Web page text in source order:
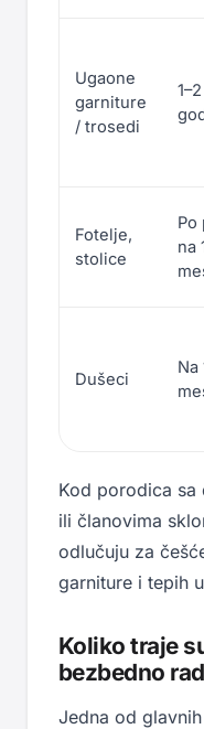
Ugaone
garniture
/ trosedi
Fotelje,
stolice
Po
na
Dušeci
Na
Kod porodica sa
ili članovima
odlučuju za
garniture i tepih
Koliko traje
bezbedno
Jedna od